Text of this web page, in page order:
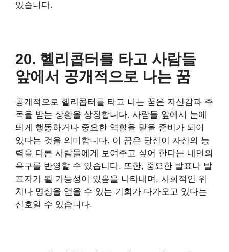
있습니다.
20. 헬리콥터를 타고 사람들
앞에서 공개적으로 나는 꿈
공개적으로 헬리콥터를 타고 나는 꿈은 자신감과 주
목을 받는 상황을 상징합니다. 사람들 앞에서 눈에
띄게 행동하거나 중요한 역할을 맡을 준비가 되어
있다는 것을 의미합니다. 이 꿈은 당신이 자신의 능
력을 다른 사람들에게 보여주고 싶어 한다는 내면의
욕구를 반영할 수 있습니다. 또한, 중요한 발표나 발
표자가 될 가능성이 있음을 나타내며, 사회적인 위
치나 명성을 얻을 수 있는 기회가 다가오고 있다는
신호일 수 있습니다.